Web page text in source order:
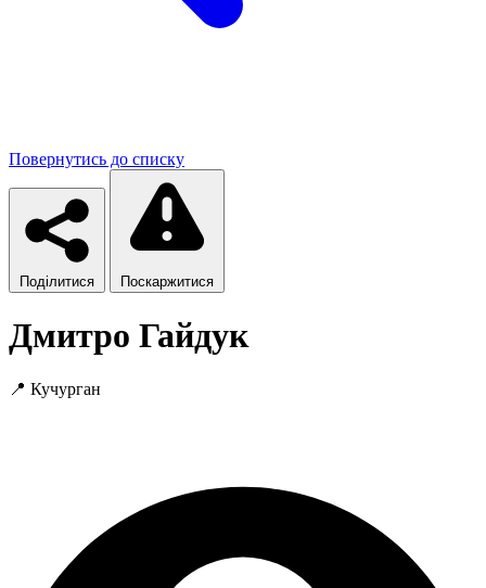
Повернутись до списку
Поділитися Поскаржитися
Дмитро Гайдук
📍 Кучурган